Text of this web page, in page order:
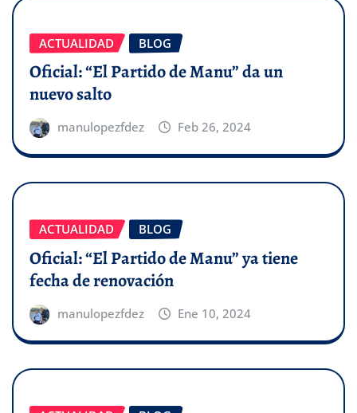
ACTUALIDAD BLOG
Oficial: “El Partido de Manu” da un
nuevo salto
manulopezfdez Feb 26, 2024
ACTUALIDAD BLOG
Oficial: “El Partido de Manu” ya tiene
fecha de renovación
manulopezfdez Ene 10, 2024